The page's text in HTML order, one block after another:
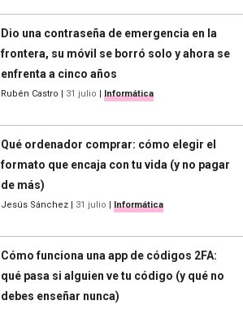
Dio una contraseña de emergencia en la
frontera, su móvil se borró solo y ahora se
enfrenta a cinco años
Rubén Castro | 31 julio | Informática
Qué ordenador comprar: cómo elegir el
formato que encaja con tu vida (y no pagar
de más)
Jesús Sánchez | 31 julio | Informática
Cómo funciona una app de códigos 2FA:
qué pasa si alguien ve tu código (y qué no
debes enseñar nunca)